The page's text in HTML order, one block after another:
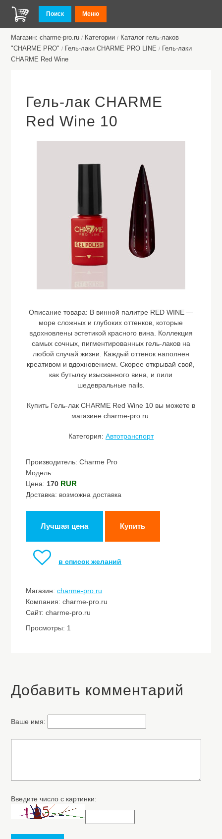
Поиск Меню
Магазин: charme-pro.ru / Категории / Каталог гель-лаков
"CHARME PRO" / Гель-лаки CHARME PRO LINE / Гель-лаки
CHARME Red Wine
Гель-лак CHARME
Red Wine 10
Описание товара: В винной палитре RED WINE —
море сложных и глубоких оттенков, которые
вдохновлены эстетикой красного вина. Коллекция
самых сочных, пигментированных гель-лаков на
любой случай жизни. Каждый оттенок наполнен
креативом и вдохновением. Скорее открывай свой,
как бутылку изысканного вина, и пили
шедевральные nails.
Купить Гель-лак CHARME Red Wine 10 вы можете в
магазине charme-pro.ru.
Категория: Автотранспорт
Производитель: Charme Pro
Модель:
Цена: 170 RUR
Доставка: возможна доставка
Лучшая цена Купить
в список желаний
Магазин:charme-pro.ru
Компания: charme-pro.ru
Сайт: charme-pro.ru
Просмотры: 1
Добавить комментарий
Ваше имя:
Введите число с картинки: